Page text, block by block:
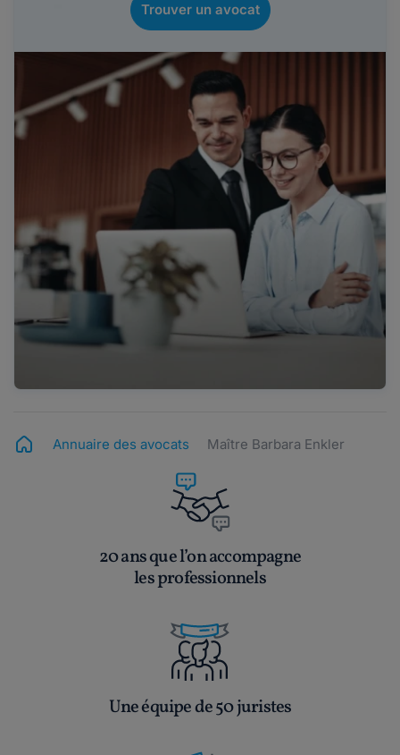
Trouver un avocat
Annuaire des avocats Maître Barbara Enkler
20 ans que l’on accompagne
les professionnels
Une équipe de 50 juristes